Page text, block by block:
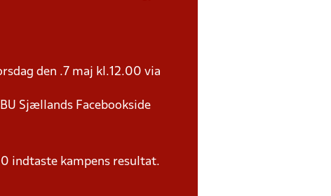
den .7 maj kl.12.00 via
Sjællands Facebookside
indtaste kampens resultat.